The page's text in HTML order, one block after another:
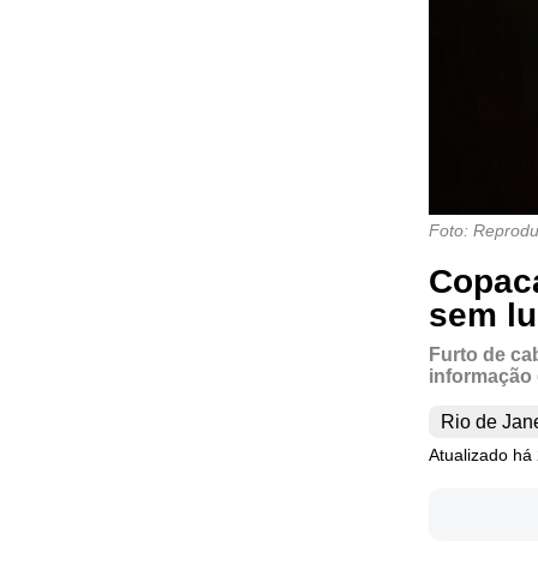
Foto:
sem
Furto de
informação
Rio de
Atualizado há